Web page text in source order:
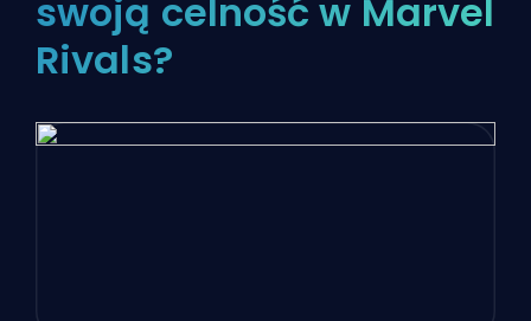
swoją celność w Marvel
Rivals?